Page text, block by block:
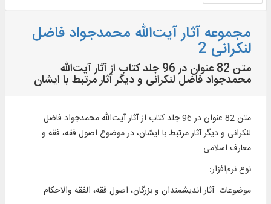
مجموعه آثار آیت‌الله محمدجواد فاضل
لنکرانی 2
متن 82 عنوان در 96 جلد کتاب از آثار آیت‌الله
محمدجواد فاضل لنکرانی و دیگر آثار مرتبط با ایشان
متن 82 عنوان در 96 جلد کتاب از آثار آیت‌الله محمدجواد فاضل
لنکرانی و دیگر آثار مرتبط با ایشان، در موضوع اصول فقه، فقه و
معارف اسلامی
نوع نرم‌افزار:
موضوعات:آثار اندیشمندان و بزرگان، اصول فقه، الفقه والاحكام